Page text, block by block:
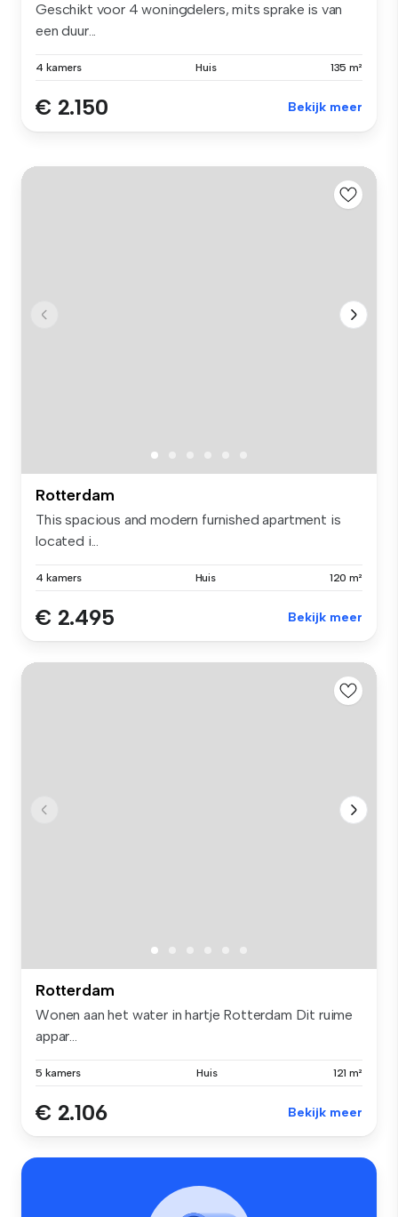
Geschikt voor 4 woningdelers, mits sprake is van
een duur...
4 kamers Huis 135 m²
€ 2.150 Bekijk meer
Rotterdam
This spacious and modern furnished apartment is
located i...
4 kamers Huis 120 m²
€ 2.495 Bekijk meer
Rotterdam
Wonen aan het water in hartje Rotterdam Dit ruime
appar...
5 kamers Huis 121 m²
€ 2.106 Bekijk meer